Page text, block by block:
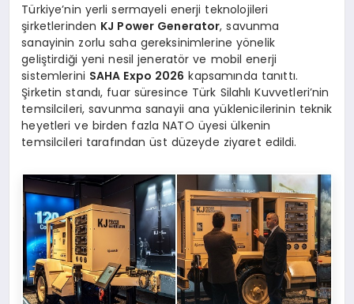
Türkiye’nin yerli sermayeli enerji teknolojileri
şirketlerinden KJ Power Generator, savunma
sanayinin zorlu saha gereksinimlerine yönelik
geliştirdiği yeni nesil jeneratör ve mobil enerji
sistemlerini SAHA Expo 2026 kapsamında tanıttı.
Şirketin standı, fuar süresince Türk Silahlı Kuvvetleri’nin
temsilcileri, savunma sanayii ana yüklenicilerinin teknik
heyetleri ve birden fazla NATO üyesi ülkenin
temsilcileri tarafından üst düzeyde ziyaret edildi.